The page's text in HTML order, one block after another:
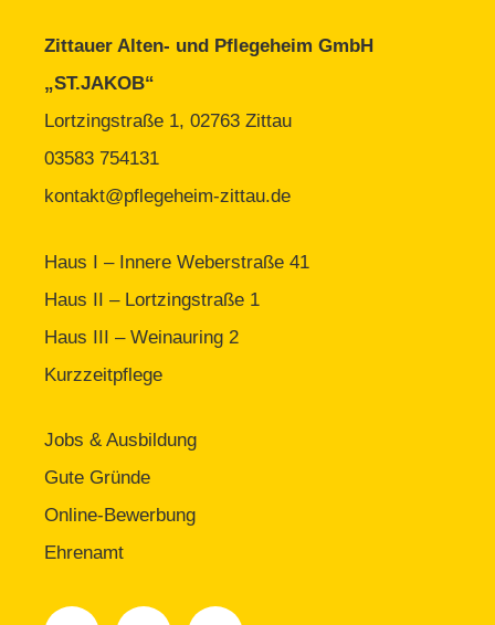
Zittauer Alten- und Pflegeheim GmbH
„ST.JAKOB“
Lortzingstraße 1, 02763 Zittau
03583 754131
kontakt@pflegeheim-zittau.de
Haus I – Innere Weberstraße 41
Haus II – Lortzingstraße 1
Haus III – Weinauring 2
Kurzzeitpflege
Jobs & Ausbildung
Gute Gründe
Online-Bewerbung
Ehrenamt